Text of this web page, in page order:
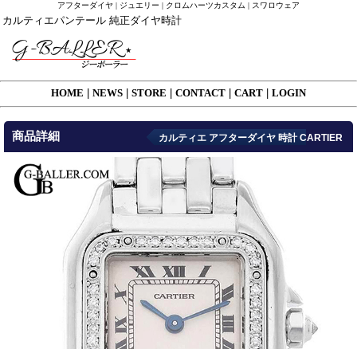
アフターダイヤ | ジュエリー | クロムハーツカスタム | スワロウェア
カルティエパンテール 純正ダイヤ時計
HOME NEWS STORE CONTACT CART LOGIN
商品詳細 カルティエ アフターダイヤ 時計 CARTIER